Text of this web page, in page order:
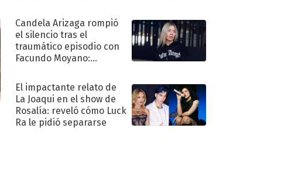
Candela Arizaga rompió
el silencio tras el
traumático episodio con
Facundo Moyano:
El impactante relato de
La Joaqui en el show de
Rosalía: reveló cómo Luck
Ra le pidió separarse